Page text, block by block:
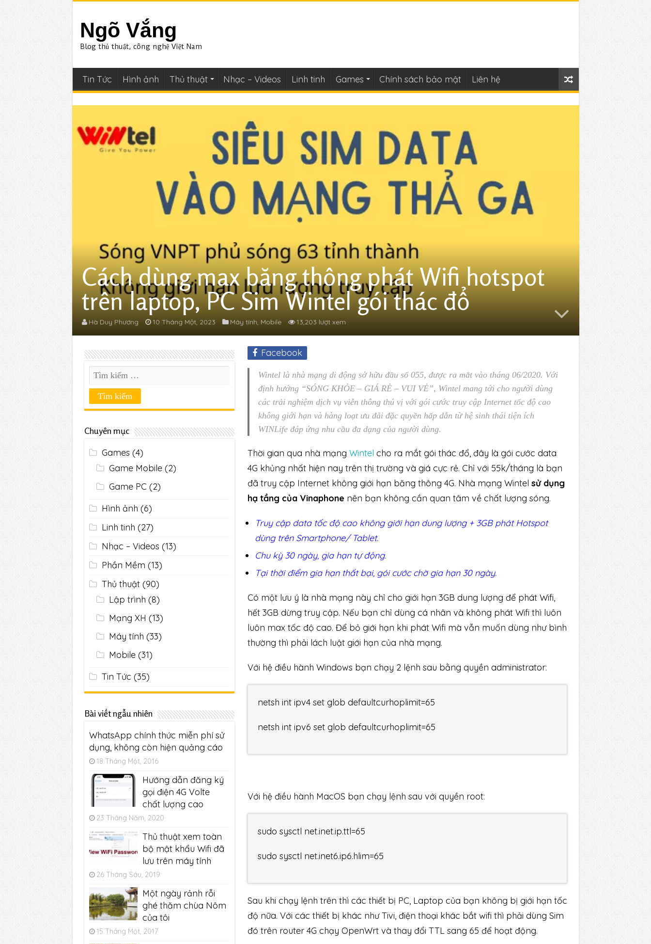
Ngõ Vắng
Blog thủ thuật, công nghệ Việt Nam
Tin Tức Hình ảnh Thủ thuật Nhạc – Videos Linh tinh Games Chính sách bảo mật Liên hệ
Cách dùng max băng thông phát Wifi hotspot
trên laptop, PC Sim Wintel gói thác đổ
Hà Duy Phương 10 Tháng Một, 2023 Máy tính, Mobile 13,203 lượt xem
Facebook
Wintel là nhà mạng di động sở hữu đầu số 055, được ra mắt vào tháng 06/2020. Với
định hướng “SÓNG KHỎE – GIÁ RẺ – VUI VẺ”, Wintel mang tới cho người dùng
các trải nghiệm dịch vụ viễn thông thú vị với gói cước truy cập Internet tốc độ cao
không giới hạn và hàng loạt ưu đãi đặc quyền hấp dẫn từ hệ sinh thái tiện ích
WINLife đáp ứng nhu cầu đa dạng của người dùng.
Thời gian qua nhà mạng Wintel cho ra mắt gói thác đổ, đây là gói cước data
4G khủng nhất hiện nay trên thị trường và giá cực rẻ. Chỉ với 55k/tháng là bạn
đã truy cập Internet không giới hạn băng thông 4G. Nhà mạng Wintel sử dụng
hạ tầng của Vinaphone nên bạn không cần quan tâm về chất lượng sóng.
Truy cập data tốc độ cao không giới hạn dung lượng + 3GB phát Hotspot
dùng trên Smartphone/ Tablet.
Chu kỳ 30 ngày, gia hạn tự động.
Tại thời điểm gia hạn thất bại, gói cước chờ gia hạn 30 ngày.
Có một lưu ý là nhà mạng này chỉ cho giới hạn 3GB dung lượng để phát Wifi,
hết 3GB dừng truy cập. Nếu bạn chỉ dùng cá nhân và không phát Wifi thì luôn
luôn max tốc độ cao. Để bỏ giới hạn khi phát Wifi mà vẫn muốn dùng như bình
thường thì phải lách luật giới hạn của nhà mạng.
Với hệ điều hành Windows bạn chạy 2 lệnh sau bằng quyền administrator:
netsh int ipv4 set glob defaultcurhoplimit=65
netsh int ipv6 set glob defaultcurhoplimit=65
Với hệ điều hành MacOS bạn chạy lệnh sau với quyền root:
sudo sysctl net.inet.ip.ttl=65
sudo sysctl net.inet6.ip6.hlim=65
Sau khi chạy lệnh trên thì các thiết bị PC, Laptop của bạn không bị giới hạn tốc
độ nữa. Với các thiết bị khác như Tivi, điện thoại khác bắt wifi thì phải dùng Sim
đó trên router 4G chạy OpenWrt và thay đổi TTL sang 65 để hoạt động.
Chuyên mục
Games (4)
Game Mobile (2)
Game PC (2)
Hình ảnh (6)
Linh tinh (27)
Nhạc – Videos (13)
Phần Mềm (13)
Thủ thuật (90)
Lập trình (8)
Mạng XH (13)
Máy tính (33)
Mobile (31)
Tin Tức (35)
Bài viết ngẫu nhiên
WhatsApp chính thức miễn phí sử
dụng, không còn hiện quảng cáo
18 Tháng Một, 2016
Hướng dẫn đăng ký
gọi điện 4G Volte
chất lượng cao
23 Tháng Năm, 2020
Thủ thuật xem toàn
bộ mật khẩu Wifi đã
lưu trên máy tính
26 Tháng Sáu, 2019
Một ngày rảnh rỗi
ghé thăm chùa Nôm
của tôi
15 Tháng Một, 2017